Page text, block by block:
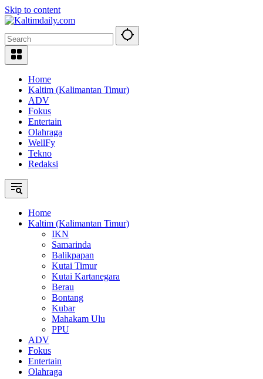
Skip to content
Home
Kaltim (Kalimantan Timur)
ADV
Fokus
Entertain
Olahraga
WellFy
Tekno
Redaksi
Home
Kaltim (Kalimantan Timur)
IKN
Samarinda
Balikpapan
Kutai Timur
Kutai Kartanegara
Berau
Bontang
Kubar
Mahakam Ulu
PPU
ADV
Fokus
Entertain
Olahraga